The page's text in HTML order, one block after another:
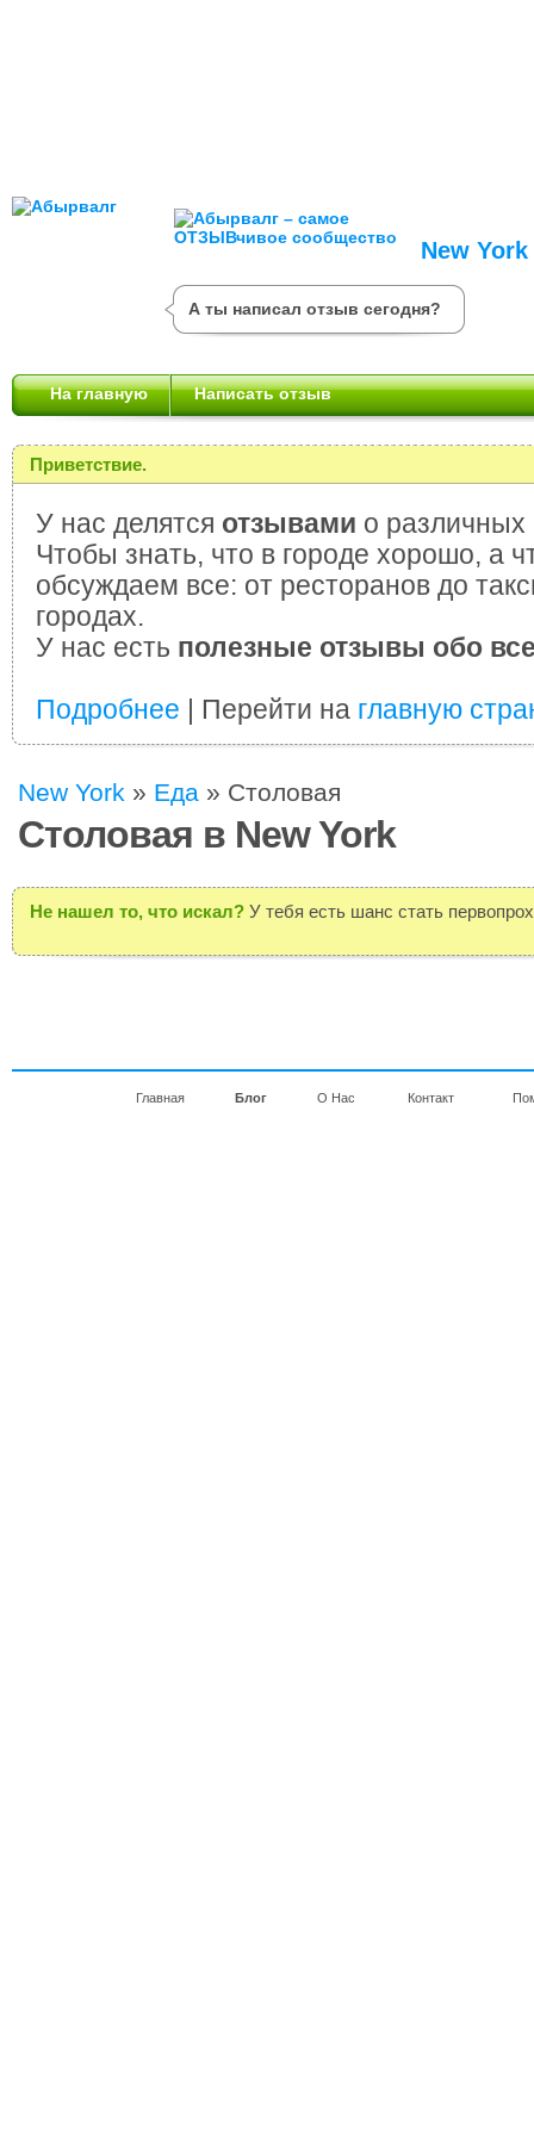
New York
А ты написал отзыв сегодня?
На главную Написать отзыв
Приветствие.
У нас делятся отзывами о различных
Чтобы знать, что в городе хорошо, а
обсуждаем все: от ресторанов до
городах.
У нас есть полезные отзывы обо
Подробнее | Перейти на главную
New York » Еда » Столовая
Столовая в New York
Не нашел то, что искал? У тебя есть шанс стать
Главная Блог О Нас Контакт